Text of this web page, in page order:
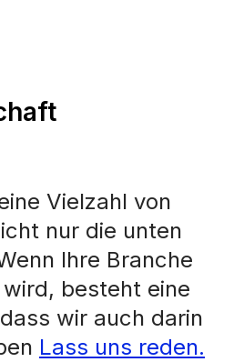
Vielzahl von
nur die unten
Ihre Branche
besteht eine
wir auch darin
Lass uns reden.